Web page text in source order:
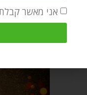
מאמר הבא
בית חדש? אל תשכחו את
אני מאשר